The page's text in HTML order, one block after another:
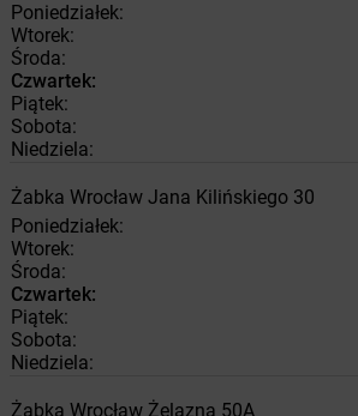
Poniedziałek:
Wtorek:
Środa:
Czwartek:
Piątek:
Sobota:
Niedziela:
Żabka Wrocław Jana Kilińskiego 30
Poniedziałek:
Wtorek:
Środa:
Czwartek:
Piątek:
Sobota:
Niedziela:
Żabka Wrocław Żelazna 50A